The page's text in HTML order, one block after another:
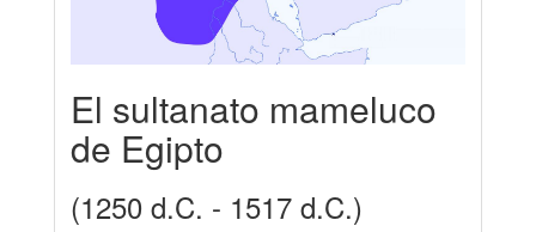
El sultanato mameluco
de Egipto
(1250 d.C. - 1517 d.C.)